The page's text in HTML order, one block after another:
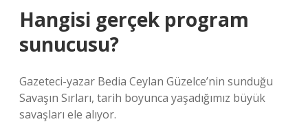
Hangisi gerçek program
sunucusu?
Gazeteci-yazar Bedia Ceylan Güzelce’nin sunduğu
Savaşın Sırları, tarih boyunca yaşadığımız büyük
savaşları ele alıyor.